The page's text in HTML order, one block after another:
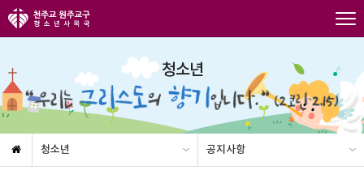
청소년
청소년 공지사항